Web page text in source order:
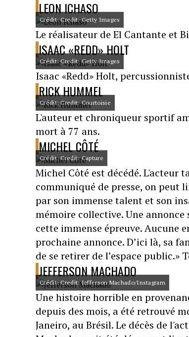
LEON ICHASO
Crédit: Credit: Getty Images
Le réalisateur de El Cantante et
ISAAC «REDD» HOLT
Crédit: Credit: Getty Images
Isaac «Redd» Holt,
RICK HUMMEL
Crédit: Credit: Courtoisie
L'auteur et chroniqueur sportif
mort à 77 ans.
MICHEL CÔTÉ
Crédit: Credit: Capture
Michel Côté est décédé. L'acteur
communiqué de presse, on peut
par son immense talent et son
mémoire collective. Une
cette immense épreuve. Aucune
prochaine annonce. D’ici là, sa
de se retirer de l’espace public.»
JEFFERSON MACHADO
Crédit: Credit: Jefferson Machado/Instagram
Une histoire horrible en
depuis des mois, a été retrouvé
Janeiro, au Brésil. Le décès de